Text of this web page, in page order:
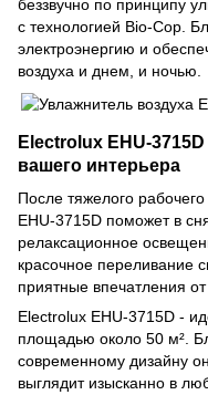
беззвучно по принципу
с технологией Bio-Cop.
электроэнергию и
воздуха и днем, и ночью.
Electrolux EHU-
вашего интерьера
После тяжелого
EHU-3715D поможет в
релаксационное
красочное переливание
приятные впечатления от
Electrolux EHU-3715D -
площадью около 50 м².
современному дизайну
выглядит изысканно в